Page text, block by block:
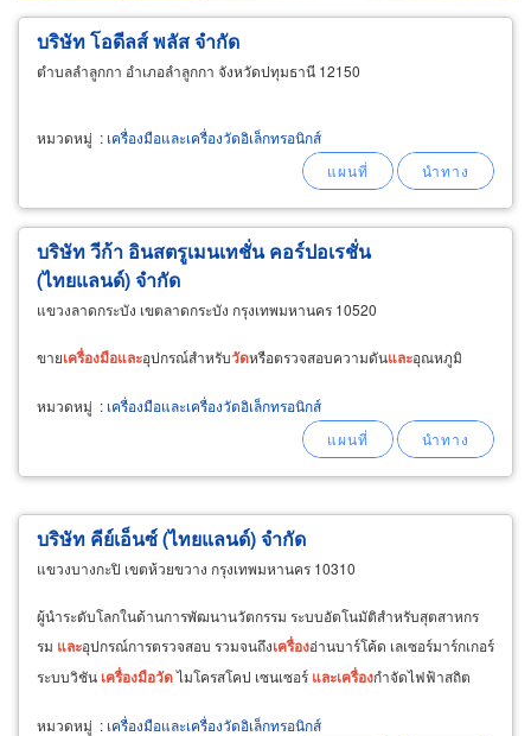
บริษัท โอดีลส์ พลัส จำกัด
ตำบลลำลูกกา อำเภอลำลูกกา จังหวัดปทุมธานี 12150
หมวดหมู่ : เครื่องมือและเครื่องวัดอิเล็กทรอนิกส์
บริษัท วีก้า อินสตรูเมนเทชั่น คอร์ปอเรชั่น
(ไทยแลนด์) จำกัด
แขวงลาดกระบัง เขตลาดกระบัง กรุงเทพมหานคร 10520
ขายเครื่องมือและอุปกรณ์สำหรับวัดหรือตรวจสอบความดันและอุณหภูมิ
หมวดหมู่ : เครื่องมือและเครื่องวัดอิเล็กทรอนิกส์
บริษัท คีย์เอ็นซ์ (ไทยแลนด์) จำกัด
แขวงบางกะปิ เขตห้วยขวาง กรุงเทพมหานคร 10310
ผู้นำระดับโลกในด้านการพัฒนานวัตกรรม ระบบอัตโนมัติสำหรับสุตสาหกร
รม และอุปกรณ์การตรวจสอบ รวมจนถึงเครื่องอ่านบาร์โค้ด เลเซอร์มาร์กเกอร์
ระบบวิชัน เครื่องมือวัดไมโครสโคป เซนเซอร์ และเครื่องกำจัดไฟฟ้าสถิต
หมวดหมู่ : เครื่องมือและเครื่องวัดอิเล็กทรอนิกส์